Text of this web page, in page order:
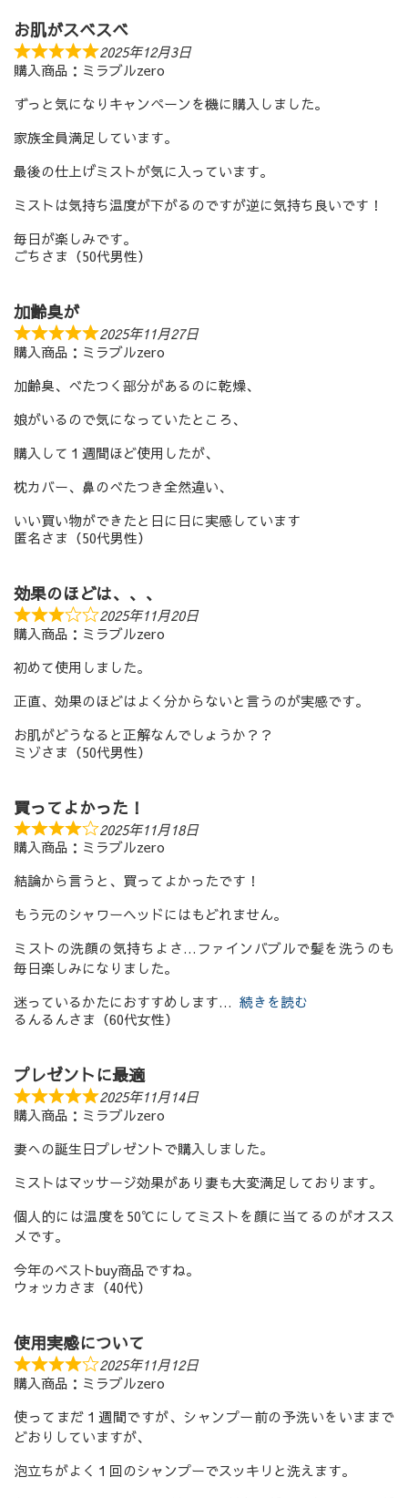
お肌がスベスベ
2025年12月3日
購入商品：ミラブルzero
ずっと気になりキャンペーンを機に購入しました。
家族全員満足しています。
最後の仕上げミストが気に入っています。
ミストは気持ち温度が下がるのですが逆に気持ち良いです！
毎日が楽しみです。
ごちさま（50代男性）
加齢臭が
2025年11月27日
購入商品：ミラブルzero
加齢臭、べたつく部分があるのに乾燥、
娘がいるので気になっていたところ、
購入して１週間ほど使用したが、
枕カバー、鼻のべたつき全然違い、
いい買い物ができたと日に日に実感しています
匿名さま（50代男性）
効果のほどは、、、
2025年11月20日
購入商品：ミラブルzero
初めて使用しました。
正直、効果のほどはよく分からないと言うのが実感です。
お肌がどうなると正解なんでしょうか？？
ミゾさま（50代男性）
買ってよかった！
2025年11月18日
購入商品：ミラブルzero
結論から言うと、買ってよかったです！
もう元のシャワーヘッドにはもどれません。
ミストの洗顔の気持ちよさ…ファインバブルで髪を洗うのも
毎日楽しみになりました。
迷っているかたにおすすめします
続きを読む
るんるんさま（60代女性）
プレゼントに最適
2025年11月14日
購入商品：ミラブルzero
妻への誕生日プレゼントで購入しました。
ミストはマッサージ効果があり妻も大変満足しております。
個人的には温度を50℃にしてミストを顔に当てるのがオスス
メです。
今年のベストbuy商品ですね。
ウォッカさま（40代）
使用実感について
2025年11月12日
購入商品：ミラブルzero
使ってまだ１週間ですが、シャンプー前の予洗いをいままで
どおりしていますが、
泡立ちがよく１回のシャンプーでスッキリと洗えます。